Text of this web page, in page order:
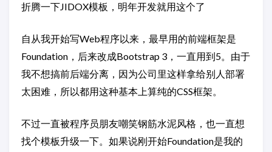
折腾一下JIDOX模板，明年开发就用这个了
自从我开始写Web程序以来，最早用的前端框架是
Foundation，后来改成Bootstrap 3，一直用到5。由于
我不想搞前后端分离，因为公司里这样拿给别人部署
太困难，所以都用这种基本上算纯的CSS框架。
不过一直被程序员朋友嘲笑钢筋水泥风格，也一直想
找个模板升级一下。如果说刚开始Foundation是我的